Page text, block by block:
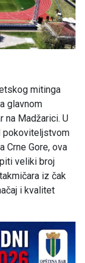
mitinga
glavnom
na Madžarici. U
pokoviteljstvom
Crne Gore, ova
veliki broj
iz čak
i kvalitet